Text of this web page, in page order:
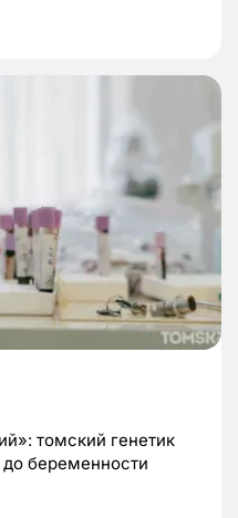
томский генетик
беременности